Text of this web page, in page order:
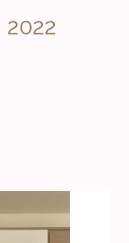
2022